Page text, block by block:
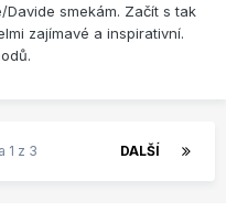
Davide smekám. Začít s tak
zajímavé a inspirativní.
DALŠÍ
1 z 3